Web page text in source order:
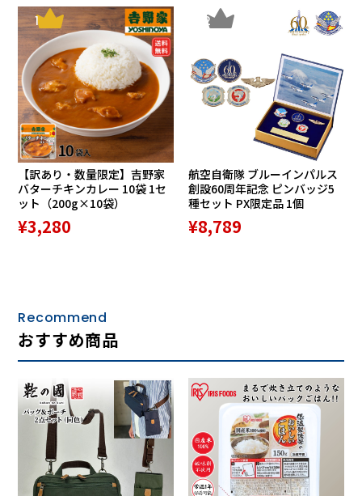
８．み・れ・ん
９．おばこ巡礼歌
１０．紅（べに）
１１．うたかたの恋
１２．雪 深深（しんしん）
１３．薄幸花（はっこうか）
１４．女のまごころ
１６．ふたり花
（収録時間：73'02"）
DISC２ オリジナル・ヒット集
1
【訳あり・数量限定】吉野家
バターチキンカレー 10袋 1セ
ット（200g×10袋）
¥3,280
2
航空自衛隊 ブルーインパルス
創設60周年記念 ピンバッジ5
種セット PX限定品 1個
¥8,789
Recommend
おすすめ商品